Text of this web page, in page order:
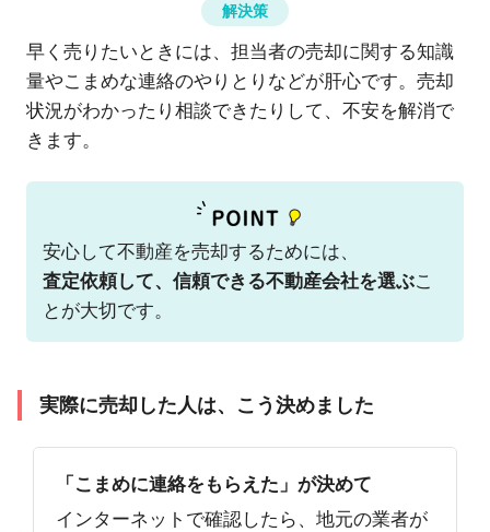
解決策
早く売りたいときには、担当者の売却に関する知識
量やこまめな連絡のやりとりなどが肝心です。売却
状況がわかったり相談できたりして、不安を解消で
きます。
安心して不動産を売却するためには、
査定依頼して、信頼できる不動産会社を選ぶこ
とが大切です。
実際に売却した人は、こう決めました
「こまめに連絡をもらえた」が決めて
インターネットで確認したら、地元の業者が